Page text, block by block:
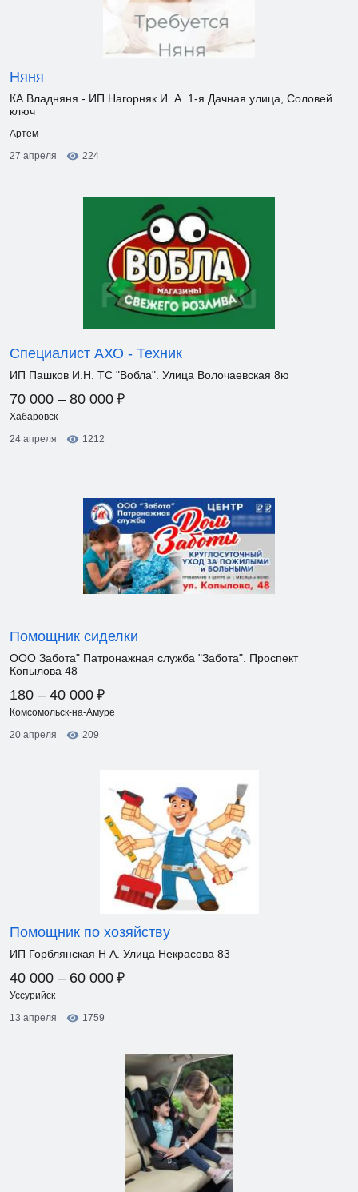
Няня
КА Владняня - ИП Нагорняк И. А. 1-я Дачная улица, Соловей
ключ
Артем
27 апреля
224
Специалист АХО - Техник
ИП Пашков И.Н. ТС "Вобла". Улица Волочаевская 8ю
70 000 – 80 000 ₽
Хабаровск
24 апреля
1212
Помощник сиделки
ООО Забота" Патронажная служба "Забота". Проспект
Копылова 48
180 – 40 000 ₽
Комсомольск-на-Амуре
20 апреля
209
Помощник по хозяйству
ИП Горблянская Н А. Улица Некрасова 83
40 000 – 60 000 ₽
Уссурийск
13 апреля
1759